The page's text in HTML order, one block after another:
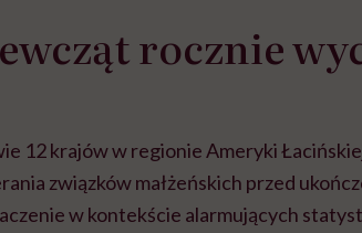
rocznie
12 krajów w regionie Ameryki
związków małżeńskich przed
w kontekście alarmujących